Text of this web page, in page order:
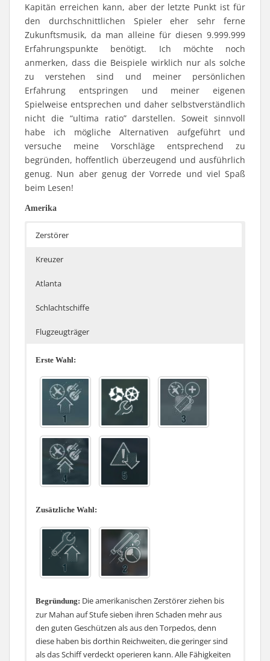
Kapitän erreichen kann, aber der letzte Punkt ist für
den durchschnittlichen Spieler eher sehr ferne
Zukunftsmusik, da man alleine für diesen 9.999.999
Erfahrungspunkte benötigt. Ich möchte noch
anmerken, dass die Beispiele wirklich nur als solche
zu verstehen sind und meiner persönlichen
Erfahrung entspringen und meiner eigenen
Spielweise entsprechen und daher selbstverständlich
nicht die “ultima ratio” darstellen. Soweit sinnvoll
habe ich mögliche Alternativen aufgeführt und
versuche meine Vorschläge entsprechend zu
begründen, hoffentlich überzeugend und ausführlich
genug. Nun aber genug der Vorrede und viel Spaß
beim Lesen!
Amerika
Zerstörer
Kreuzer
Atlanta
Schlachtschiffe
Flugzeugträger
Erste Wahl:
Zusätzliche Wahl:
Begründung: Die amerikanischen Zerstörer ziehen bis
zur Mahan auf Stufe sieben ihren Schaden mehr aus
den guten Geschützen als aus den Torpedos, denn
diese haben bis dorthin Reichweiten, die geringer sind
als das Schiff verdeckt operieren kann. Alle Fähigkeiten